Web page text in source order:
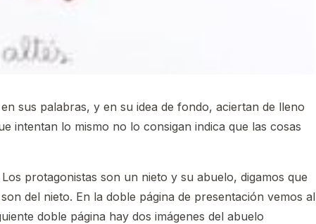
sus palabras, y en su idea de fondo, aciertan de lleno
intentan lo mismo no lo consigan indica que las cosas
Los protagonistas son un nieto y su abuelo, digamos que
del nieto. En la doble página de presentación vemos al
doble página hay dos imágenes del abuelo